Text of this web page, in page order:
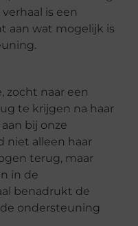
is een
aan wat mogelijk is
zocht naar een
te krijgen na haar
bij onze
niet alleen haar
terug, maar
in de
benadrukt de
ondersteuning